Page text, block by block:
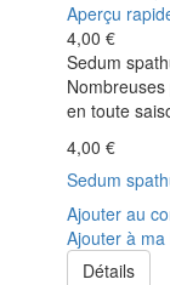
Aperçu
4,00 €
Sedum
en toute
4,00 €
Sedum
Ajouter au
Ajouter à
Détails